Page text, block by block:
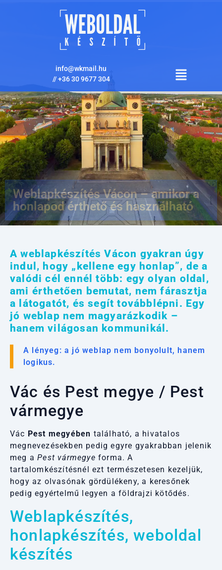
info@wkmail.hu
//+36 30 9677 304
Weblapkészítés Vácon – amikor a
honlapod érthető és használható
A weblapkészítés Vácon gyakran úgy
indul, hogy „kellene egy honlap”, de a
valódi cél ennél több: egy olyan oldal,
ami érthetően bemutat, nem fárasztja
a látogatót, és segít továbblépni. Egy
jó weblap nem magyarázkodik –
hanem világosan kommunikál.
A lényeg: a jó weblap nem bonyolult, hanem
logikus.
Vác és Pest megye / Pest
vármegye
Vác Pest megyében található, a hivatalos
megnevezésekben pedig egyre gyakrabban jelenik
meg aPest vármegye forma. A
tartalomkészítésnél ezt természetesen kezeljük,
hogy az olvasónak gördülékeny, a keresőnek
pedig egyértelmű legyen a földrajzi kötődés.
Weblapkészítés,
honlapkészítés, weboldal
készítés